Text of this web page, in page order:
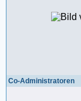
Co-Administratoren